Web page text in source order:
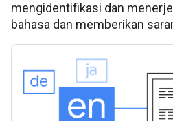
mengidentifikasi dan
bahasa dan memberikan